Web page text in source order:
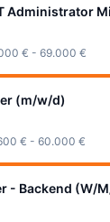
Administrator
€ - 69.000 €
(m/w/d)
€ - 60.000 €
- Backend (W/